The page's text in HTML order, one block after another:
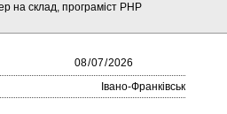
на склад, програміст PHP
Івано-Франківськ